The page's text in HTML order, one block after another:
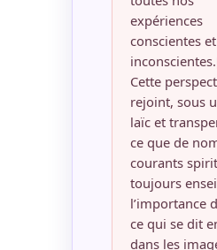
expériences
conscientes et
Cette
rejoint, sous
laïc et
ce que de
courants
toujours
l’importance
ce qui se dit
dans les